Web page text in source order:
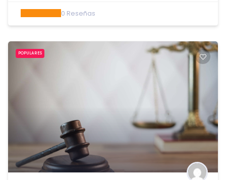
0 Reseñas
POPULARES